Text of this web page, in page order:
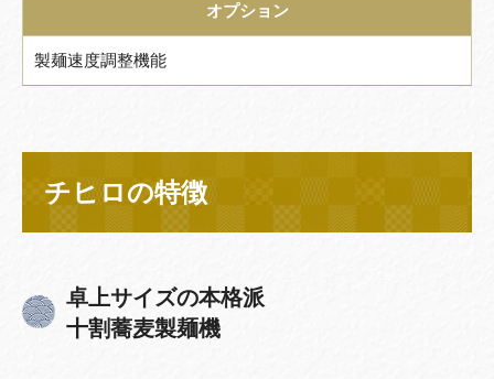
オプション
製麺速度調整機能
チヒロの特徴
卓上サイズの本格派
十割蕎麦製麺機